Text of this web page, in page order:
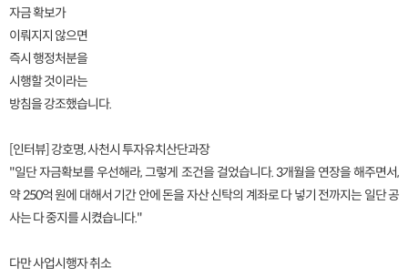
자금 확보가
이뤄지지 않으면
즉시 행정처분을
시행할 것이라는
방침을 강조했습니다.
[인터뷰] 강호명, 사천시 투자유치산단과장
"일단 자금확보를 우선해라, 그렇게 조건을 걸었습니다. 3개월을 연장을 해주면서,
약 250억 원에 대해서 기간 안에 돈을 자산 신탁의 계좌로 다 넣기 전까지는 일단 공
사는 다 중지를 시켰습니다."
다만 사업시행자 취소